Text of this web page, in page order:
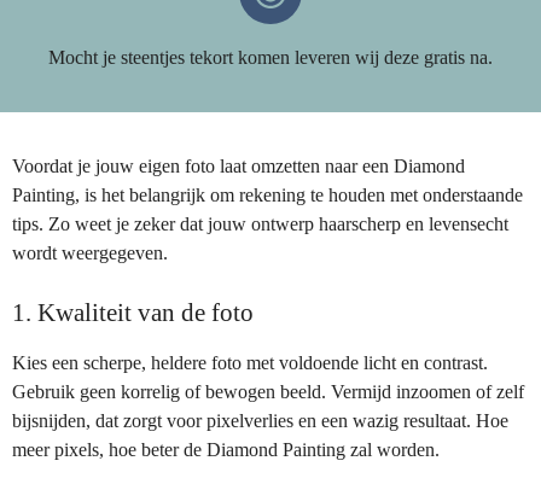
Mocht je steentjes tekort komen leveren wij deze gratis na.
Voordat je jouw eigen foto laat omzetten naar een Diamond
Painting, is het belangrijk om rekening te houden met onderstaande
tips. Zo weet je zeker dat jouw ontwerp haarscherp en levensecht
wordt weergegeven.
1. Kwaliteit van de foto
Kies een scherpe, heldere foto met voldoende licht en contrast.
Gebruik geen korrelig of bewogen beeld. Vermijd inzoomen of zelf
bijsnijden, dat zorgt voor pixelverlies en een wazig resultaat. Hoe
meer pixels, hoe beter de Diamond Painting zal worden.